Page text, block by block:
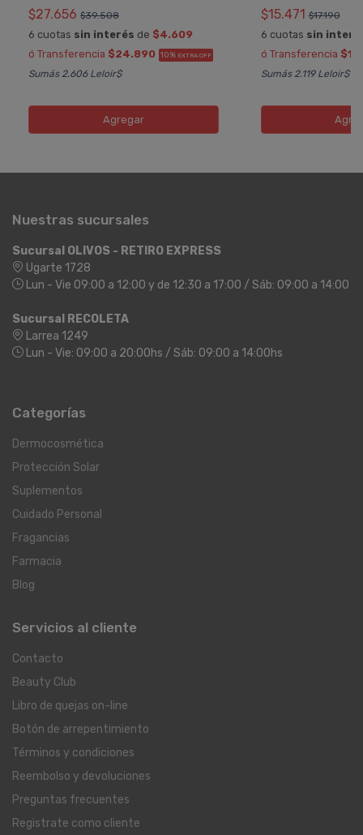
$27.656 $39.508
6 cuotas sin interés de $4.609
ó Transferencia $24.890 10% EXTRA OFF
Sumás 2.606 Leloir$
Agregar
$15.471 $17.190
6 cuotas sin
ó Transferencia
Sumás 2.119 Leloir$
Nuestras sucursales
Sucursal OLIVOS - RETIRO EXPRESS
Ugarte 1728
Lun - Vie 09:00 a 12:00 y de 12:30 a 17:00 / Sáb: 09:00 a 14:00
Sucursal RECOLETA
Larrea 1249
Lun - Vie: 09:00 a 20:00hs / Sáb: 09:00 a 14:00hs
Categorías
Dermocosmética
Protección Solar
Suplementos
Cuidado Personal
Fragancias
Farmacia
Blog
Servicios al cliente
Contacto
Beauty Club
Libro de quejas on-line
Botón de arrepentimiento
Términos y condiciones
Reembolso y devoluciones
Preguntas frecuentes
Registrate como cliente